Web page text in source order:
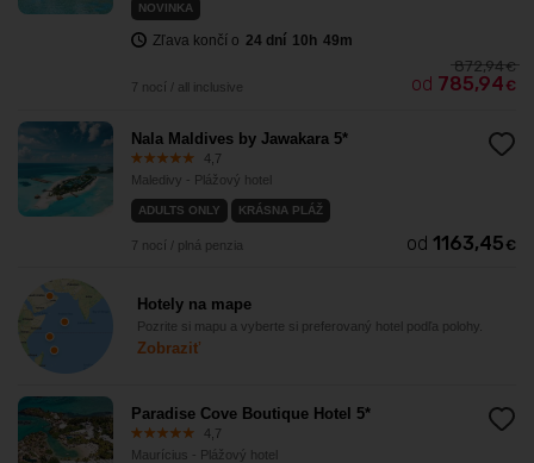
NOVINKA
Zľava končí o 24 dní 10 h 49m
7 nocí / all inclusive
872,94€
od 785,94 €
Nala Maldives by Jawakara 5*
4,7
Maledivy - Plážový hotel
ADULTS ONLY KRÁSNA PLÁŽ
7 nocí / plná penzia od 1163,45 €
Hotely na mape
Pozrite si mapu a vyberte si preferovaný hotel podľa polohy.
Zobraziť
Paradise Cove Boutique Hotel 5*
4,7
Maurícius - Plážový hotel